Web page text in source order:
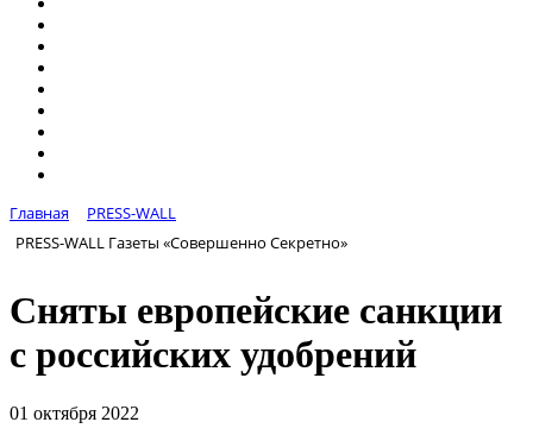
Главная
PRESS-WALL
PRESS-WALL Газеты «Совершенно Секретно»
Сняты европейские санкции
с российских удобрений
01 октября 2022